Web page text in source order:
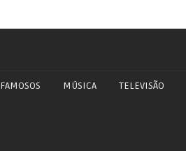
FAMOSOS MÚSICA TELEVISÃO